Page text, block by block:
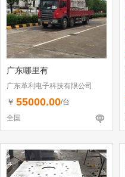
广东哪里有
广东革利电子科技有限公司
￥ 55000.00/台
全国